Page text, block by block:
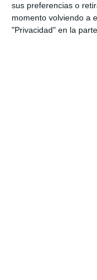
sus preferencias o
momento volviendo a
"Privacidad" en la
Todos los
este programa,